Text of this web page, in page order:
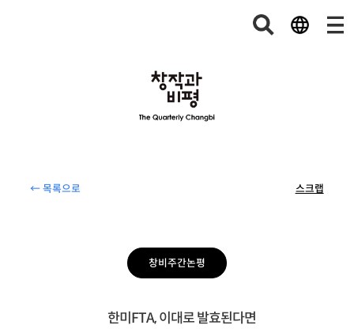
← 목록으로 스크랩
창비주간논평
한미FTA, 이대로 발효된다면